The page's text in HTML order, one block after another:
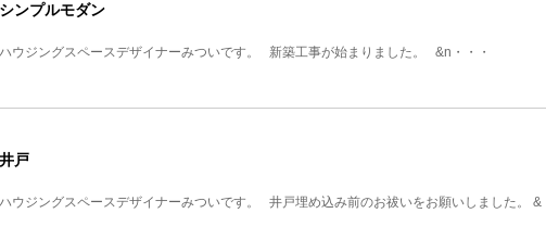
シンプルモダン
ハウジングスペースデザイナーみついです。 新築工事が始まりました。 &n・・・
井戸
ハウジングスペースデザイナーみついです。 井戸埋め込み前のお祓いをお願いしました。 &